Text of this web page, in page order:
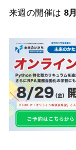
来週の開催は 8